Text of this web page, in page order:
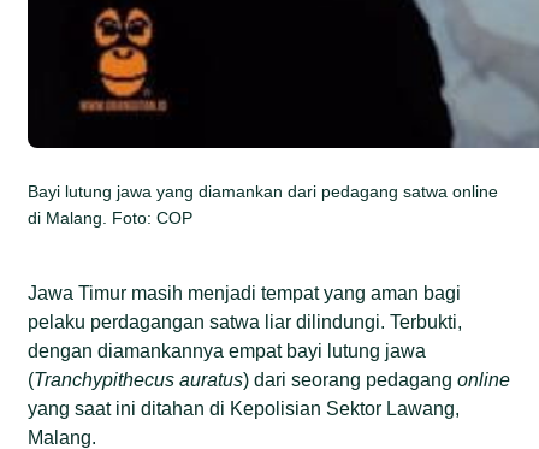
Bayi lutung jawa yang diamankan dari pedagang satwa online
di Malang. Foto: COP
Jawa Timur masih menjadi tempat yang aman bagi
pelaku perdagangan satwa liar dilindungi. Terbukti,
dengan diamankannya empat bayi lutung jawa
(Tranchypithecus auratus) dari seorang pedagangonline
yang saat ini ditahan di Kepolisian Sektor Lawang,
Malang.